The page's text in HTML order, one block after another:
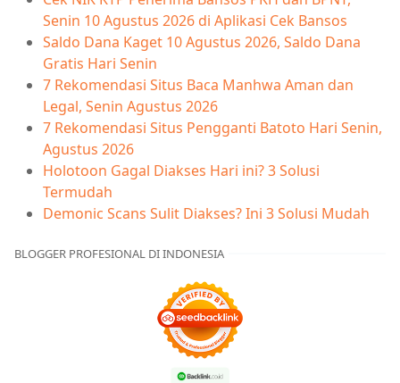
Senin 10 Agustus 2026 di Aplikasi Cek Bansos
Saldo Dana Kaget 10 Agustus 2026, Saldo Dana
Gratis Hari Senin
7 Rekomendasi Situs Baca Manhwa Aman dan
Legal, Senin Agustus 2026
7 Rekomendasi Situs Pengganti Batoto Hari Senin,
Agustus 2026
Holotoon Gagal Diakses Hari ini? 3 Solusi
Termudah
Demonic Scans Sulit Diakses? Ini 3 Solusi Mudah
BLOGGER PROFESIONAL DI INDONESIA